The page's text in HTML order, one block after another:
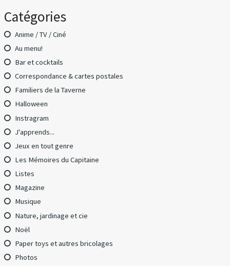
Catégories
Anime / TV / Ciné
Au menu!
Bar et cocktails
Correspondance & cartes postales
Familiers de la Taverne
Halloween
Instragram
J'apprends...
Jeux en tout genre
Les Mémoires du Capitaine
Listes
Magazine
Musique
Nature, jardinage et cie
Noël
Paper toys et autres bricolages
Photos